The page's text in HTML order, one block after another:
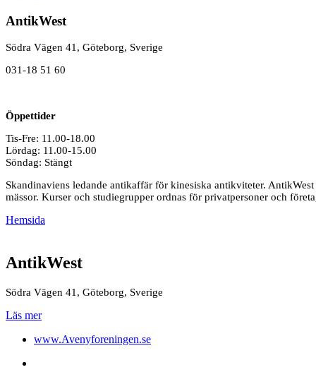
AntikWest
Södra Vägen 41, Göteborg, Sverige
031-18 51 60
Öppettider
Tis-Fre: 11.00-18.00
Lördag: 11.00-15.00
Söndag: Stängt
Skandinaviens ledande antikaffär för kinesiska antikviteter.
mässor. Kurser och studiegrupper ordnas för privatpersoner och
Hemsida
AntikWest
Södra Vägen 41, Göteborg, Sverige
Läs mer
www.Avenyforeningen.se